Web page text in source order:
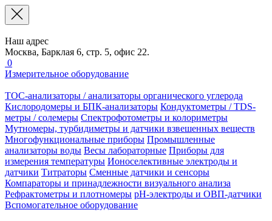
Наш адрес
Москва, Барклая 6, стр. 5, офис 22.
0
Измерительное оборудование
TOC-анализаторы / анализаторы органического углерода
Кислородомеры и БПК-анализаторы Кондуктометры / TDS-
метры / солемеры Спектрофотометры и колориметры
Мутномеры, турбидиметры и датчики взвешенных веществ
Многофункциональные приборы Промышленные
анализаторы воды Весы лабораторные Приборы для
измерения температуры Ионоселективные электроды и
датчики Титраторы Сменные датчики и сенсоры
Компараторы и принадлежности визуального анализа
Рефрактометры и плотномеры pH-электроды и ОВП-датчики
Вспомогательное оборудование